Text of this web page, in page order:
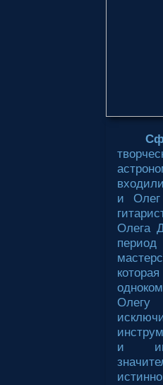
и Олег
Олега
Олегу
и